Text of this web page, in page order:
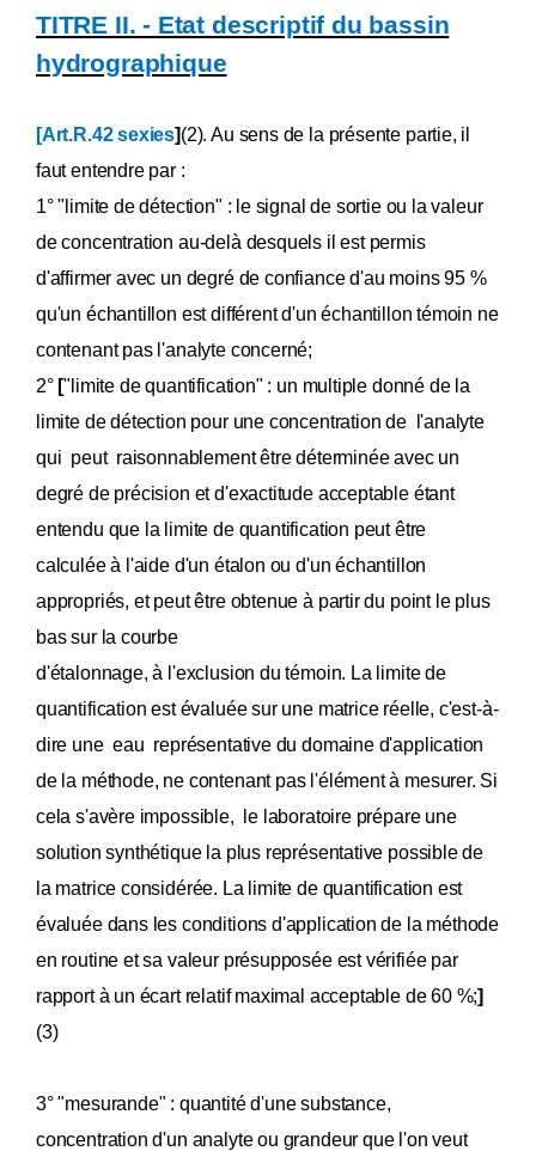
TITRE II. - Etat descriptif du bassin
hydrographique
[Art.R.42 sexies](2). Au sens de la présente partie, il
faut entendre par :
1° "limite de détection" : le signal de sortie ou la valeur
de concentration au-delà desquels il est permis
d'affirmer avec un degré de confiance d'au moins 95 %
qu'un échantillon est différent d'un échantillon témoin ne
contenant pas l'analyte concerné;
2° ["limite de quantification" : un multiple donné de la
limite de détection pour une concentration de l'analyte
qui peut raisonnablement être déterminée avec un
degré de précision et d'exactitude acceptable étant
entendu que la limite de quantification peut être
calculée à l'aide d'un étalon ou d'un échantillon
appropriés, et peut être obtenue à partir du point le plus
bas sur la courbe
d'étalonnage, à l'exclusion du témoin. La limite de
quantification est évaluée sur une matrice réelle, c'est-à-
dire une eau représentative du domaine d'application
de la méthode, ne contenant pas l'élément à mesurer. Si
cela s'avère impossible, le laboratoire prépare une
solution synthétique la plus représentative possible de
la matrice considérée. La limite de quantification est
évaluée dans les conditions d'application de la méthode
en routine et sa valeur présupposée est vérifiée par
rapport à un écart relatif maximal acceptable de 60 %;]
(3)
3° "mesurande" : quantité d'une substance,
concentration d'un analyte ou grandeur que l'on veut